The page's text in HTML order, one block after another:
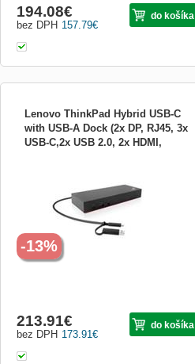
157.79€
bez DPH
194.08€ do košíka
Lenovo ThinkPad Hybrid USB-C
with USB-A Dock (2x DP, RJ45, 3x
USB-C,2x USB 2.0, 2x HDMI,
väčšiny laptopov, nových alebo starých,
čo je ideálne pre firemných zákazníkov so
spoločným počítačom alebo prostredím so
zdieľaným stolom....
173.91€
bez DPH
213.91€ do košíka
-13%